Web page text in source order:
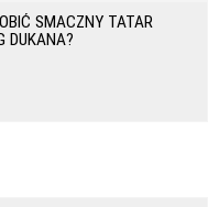
SMACZNY TATAR
DUKANA?